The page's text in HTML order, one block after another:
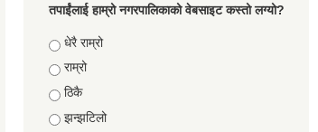
तपाईंलाई हाम्रो नगरपालिकाको वेबसाइट कस्तो लग्यो?
Choices
धेरै राम्रो
राम्रो
ठिकै
झन्झटिलो